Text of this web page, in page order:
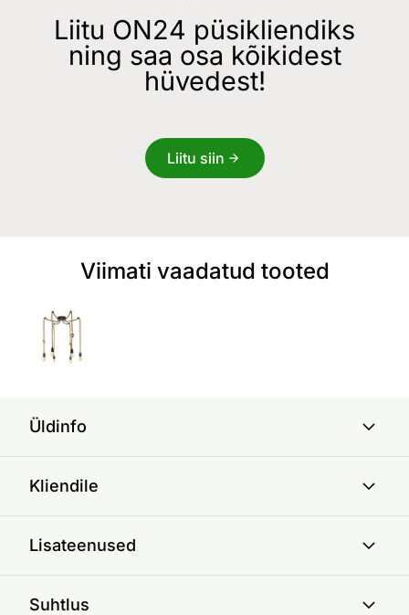
Liitu ON24 püsikliendiks
ning saa osa kõikidest
hüvedest!
Liitu siin
Viimati vaadatud tooted
Üldinfo
Kliendile
Lisateenused
Suhtlus